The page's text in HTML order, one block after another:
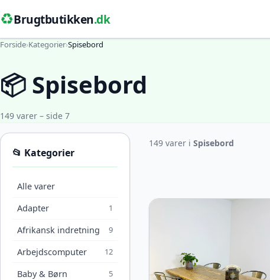
♻️Brugtbutikken.dk
Forside›Kategorier›Spisebord
📦 Spisebord
149 varer – side 7
📂 Kategorier
Alle varer
Adapter
1
Afrikansk indretning 9
Arbejdscomputer 12
Baby & Børn 5
149 varer i Spisebord